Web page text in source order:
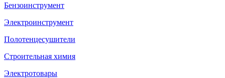
Бензоинструмент
Электроинструмент
Полотенцесушители
Строительная химия
Электротовары